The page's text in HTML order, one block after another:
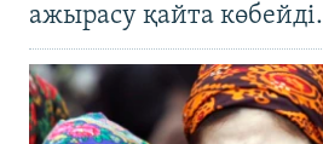
ажырасу қайта